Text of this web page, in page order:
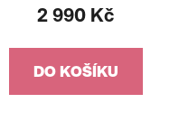
2 990 Kč
DO KOŠÍKU